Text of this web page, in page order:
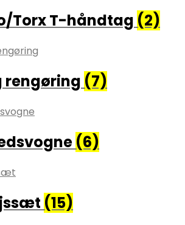
Torx T-håndtag (2)
rengøring (7)
(6)
(15)